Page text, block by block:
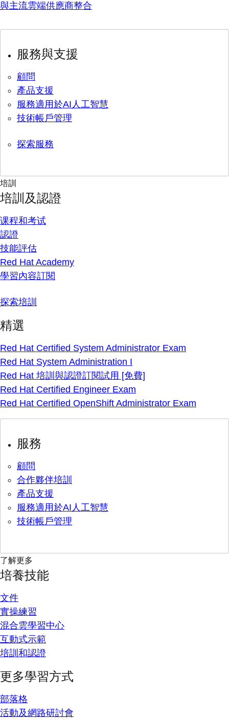
與主流雲端供應商整合
服務與支援
顧問
產品支援
服務適用於AI人工智慧
技術帳戶管理
探索服務
培訓
培訓及認證
课程和考试
認證
技能評估
Red Hat Academy
學習內容訂閱
探索培訓
精選
Red Hat Certified System Administrator Exam
Red Hat System Administration I
Red Hat 培訓與認證訂閱試用 [免費]
Red Hat Certified Engineer Exam
Red Hat Certified OpenShift Administrator Exam
服務
顧問
合作夥伴培訓
產品支援
服務適用於AI人工智慧
技術帳戶管理
了解更多
培養技能
文件
實操練習
混合雲學習中心
互動式示範
培訓和認證
更多學習方式
部落格
活動及網路研討會